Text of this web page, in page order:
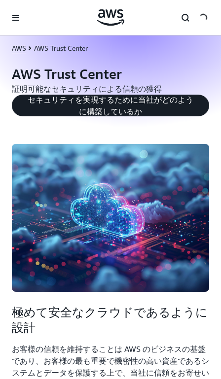
AWS AWS Trust Center
AWS Trust Center
証明可能なセキュリティによる信頼の獲得
セキュリティを実現するために当社がどのよう
に構築しているか
極めて安全なクラウドであるように
設計
お客様の信頼を維持することは AWS のビジネスの基盤
であり、お客様の最も重要で機密性の高い資産であるシ
ステムとデータを保護する上で、当社に信頼をお寄せい